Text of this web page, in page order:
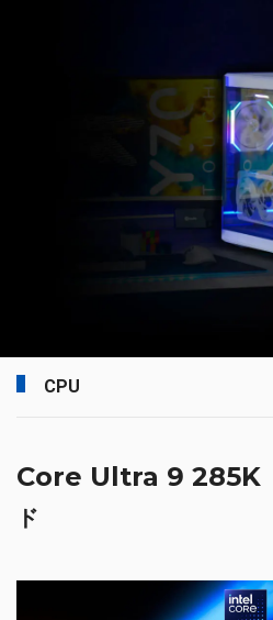
CPU
Core Ultra 9 285K
ド